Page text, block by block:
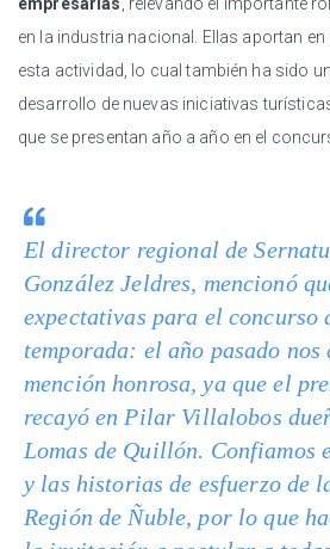
en la industria nacional. Ellas aportan
esta actividad, lo cual también ha sido
desarrollo de nuevas iniciativas
que se presentan año a año en el
El director regional de
González Jeldres, mencionó
expectativas para el concurso
temporada: el año pasado nos
mención honrosa, ya que el
recayó en Pilar Villalobos
Lomas de Quillón. Confiamos
y las historias de esfuerzo de
Región de Ñuble, por lo que